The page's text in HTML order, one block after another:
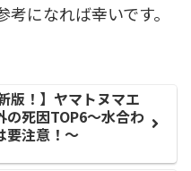
になれば幸いです。
版！】ヤマトヌマエ
の死因TOP6〜水合わ
要注意！〜